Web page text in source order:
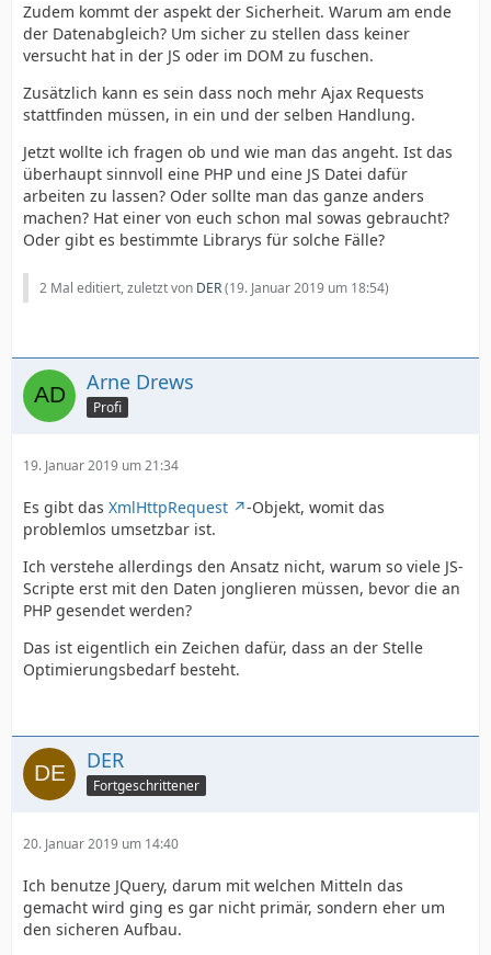
Zudem kommt der aspekt der Sicherheit. Warum am ende
der Datenabgleich? Um sicher zu stellen dass keiner
versucht hat in der JS oder im DOM zu fuschen.
Zusätzlich kann es sein dass noch mehr Ajax Requests
stattfinden müssen, in ein und der selben Handlung.
Jetzt wollte ich fragen ob und wie man das angeht. Ist das
überhaupt sinnvoll eine PHP und eine JS Datei dafür
arbeiten zu lassen? Oder sollte man das ganze anders
machen? Hat einer von euch schon mal sowas gebraucht?
Oder gibt es bestimmte Librarys für solche Fälle?
2 Mal editiert, zuletzt von DER(19. Januar 2019 um 18:54)
Arne Drews
Profi
19. Januar 2019 um 21:34
Es gibt das XmlHttpRequest
-Objekt, womit das
problemlos umsetzbar ist.
Ich verstehe allerdings den Ansatz nicht, warum so viele JS-
Scripte erst mit den Daten jonglieren müssen, bevor die an
PHP gesendet werden?
Das ist eigentlich ein Zeichen dafür, dass an der Stelle
Optimierungsbedarf besteht.
DER
Fortgeschrittener
20. Januar 2019 um 14:40
Ich benutze JQuery, darum mit welchen Mitteln das
gemacht wird ging es gar nicht primär, sondern eher um
den sicheren Aufbau.